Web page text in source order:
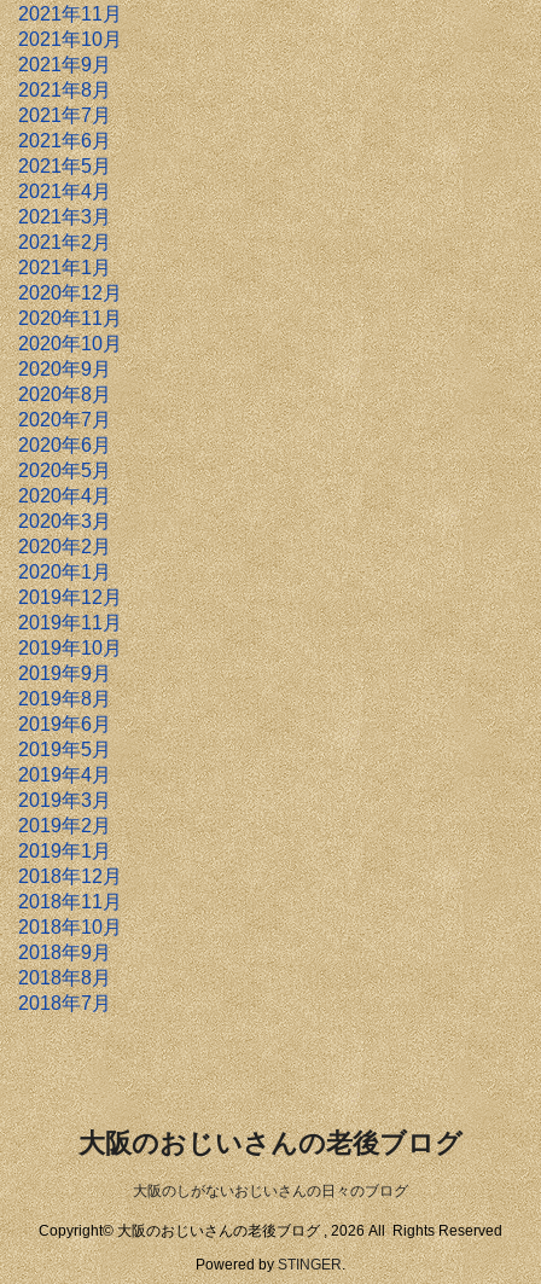
2021年11月
2021年10月
2021年9月
2021年8月
2021年7月
2021年6月
2021年5月
2021年4月
2021年3月
2021年2月
2021年1月
2020年12月
2020年11月
2020年10月
2020年9月
2020年8月
2020年7月
2020年6月
2020年5月
2020年4月
2020年3月
2020年2月
2020年1月
2019年12月
2019年11月
2019年10月
2019年9月
2019年8月
2019年6月
2019年5月
2019年4月
2019年3月
2019年2月
2019年1月
2018年12月
2018年11月
2018年10月
2018年9月
2018年8月
2018年7月
大阪のおじいさんの老後ブログ
大阪のしがないおじいさんの日々のブログ
Copyright© 大阪のおじいさんの老後ブログ , 2026 All Rights Reserved
Powered bySTINGER.